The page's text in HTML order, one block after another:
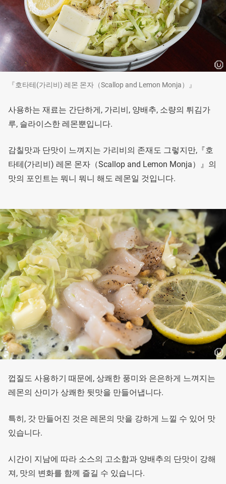
『호타테(가리비) 레몬 몬자（Scallop and Lemon Monja）』
사용하는 재료는 간단하게, 가리비, 양배추, 소량의 튀김가
루, 슬라이스한 레몬뿐입니다.
감칠맛과 단맛이 느껴지는 가리비의 존재도 그렇지만,『호
타테(가리비) 레몬 몬자（Scallop and Lemon Monja）』의
맛의 포인트는 뭐니 뭐니 해도 레몬일 것입니다.
껍질도 사용하기 때문에, 상쾌한 풍미와 은은하게 느껴지는
레몬의 산미가 상쾌한 뒷맛을 만들어냅니다.
특히, 갓 만들어진 것은 레몬의 맛을 강하게 느낄 수 있어 맛
있습니다.
시간이 지남에 따라 소스의 고소함과 양배추의 단맛이 강해
져, 맛의 변화를 함께 즐길 수 있습니다.